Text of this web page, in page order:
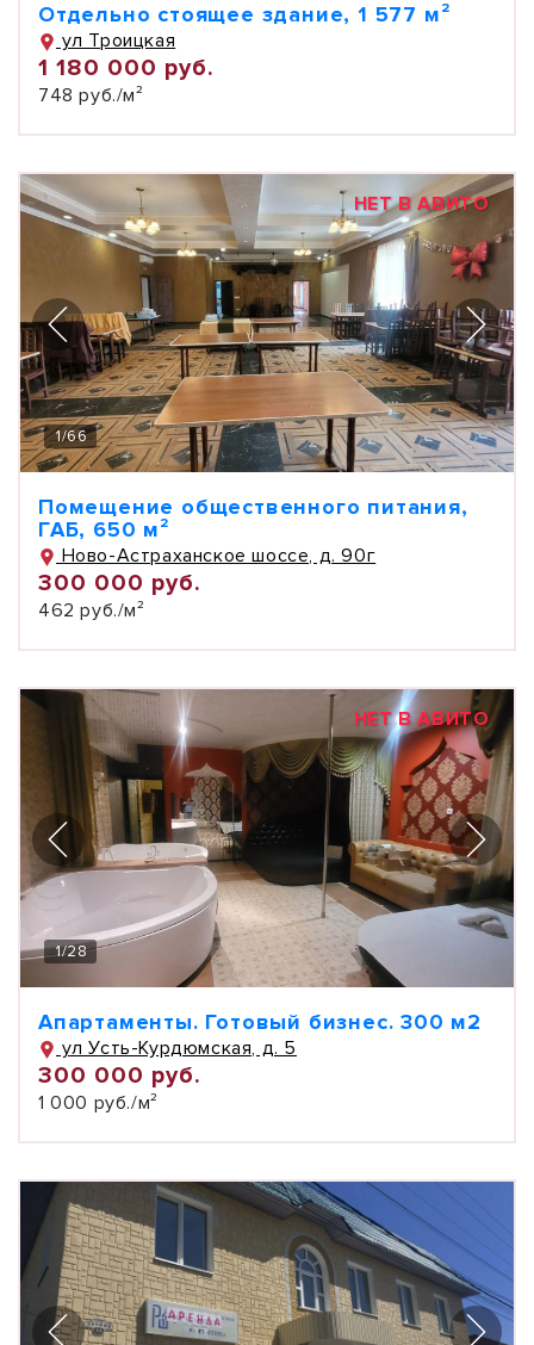
Отдельно стоящее здание, 1 577 м²
ул Троицкая
1 180 000 руб.
748 руб./м²
НЕТ В АВИТО
1/66
Помещение общественного питания,
ГАБ, 650 м²
Ново-Астраханское шоссе, д. 90г
300 000 руб.
462 руб./м²
НЕТ В АВИТО
1/28
Апартаменты. Готовый бизнес. 300 м2
ул Усть-Курдюмская, д. 5
300 000 руб.
1 000 руб./м²